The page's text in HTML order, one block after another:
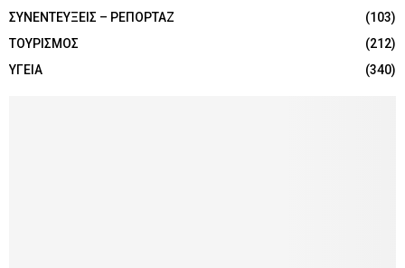
ΣΥΝΕΝΤΕΥΞΕΙΣ – ΡΕΠΟΡΤΑΖ
(103)
ΤΟΥΡΙΣΜΟΣ
(212)
ΥΓΕΙΑ
(340)